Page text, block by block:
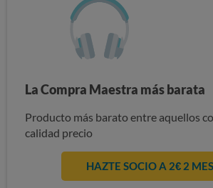
La Compra Maestra más barata
Producto más barato entre aquellos
calidad precio
HAZTE SOCIO A 2€ 2